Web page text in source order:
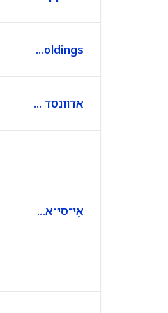
Digitalocean Holdings
אדוונסד מיקרו דיווייסז
אֶי־סי־אם ריסרצ'